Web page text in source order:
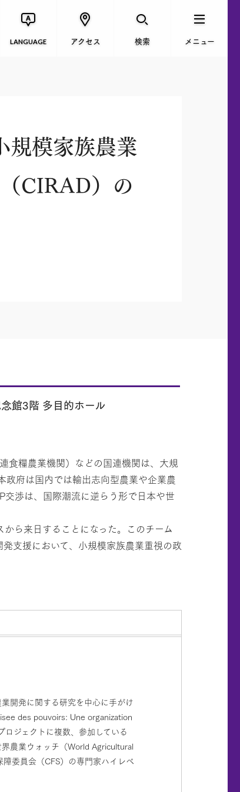
LANGUAGE アクセス 検索 メニュー
規模家族農業
CIRAD）の
館3階 多目的ホール
食糧農業機関）などの国連機関は、大規
府は国内では輸出志向型農業や企業農
渉は、国際潮流に逆らう形で日本や世
ら来日することになった。このチーム
支援において、小規模家族農業重視の政
開発に関する研究を中心に手がけ
des pouvoirs: Une organization
ジェクトに複数、参加している
農業ウォッチ（World Agricultural
委員会（CFS）の専門家ハイレベ